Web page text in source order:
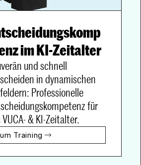
und schnell
in dynamischen
Professionelle
für
VUCA- & KI-Zeitalter.
Training